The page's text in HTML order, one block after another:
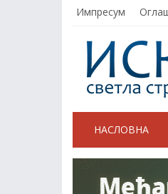
Импресум
НАСЛОВНА